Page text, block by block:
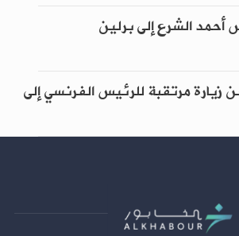
أحمد الشرع إلى برلين
زيارة مرتقبة للرئيس الفرنسي إلى